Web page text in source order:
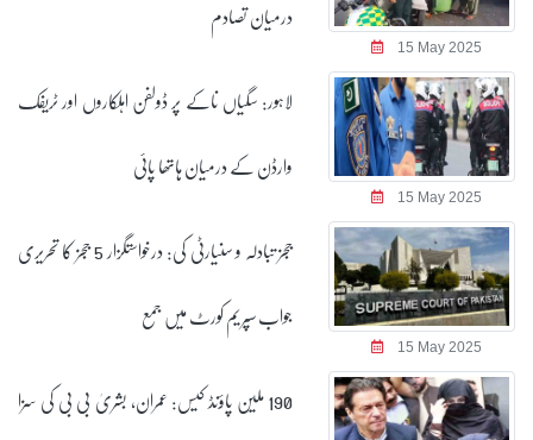
15 May 2025
درمیان تصادم
15 May 2025
لاہور: سگیاں ناکے پر ڈولفن اہلکاروں اور ٹریفک
وارڈن کے درمیان ہاتھا پائی
15 May 2025
ججز تبادلہ و سنیارٹی کی: درخواستگزار 5 ججز کا تحریری
جواب سپریم کورٹ میں جمع
190 ملین پاؤنڈ کیس: عمران، بشریٰ بی بی کی سزا